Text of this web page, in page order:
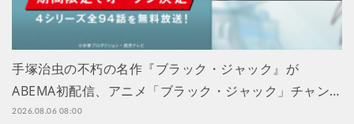
手塚治虫の不朽の名作『ブラック・ジャック』が
ABEMA初配信、アニメ「ブラック・ジャック」チャン…
2026.08.06 08:00